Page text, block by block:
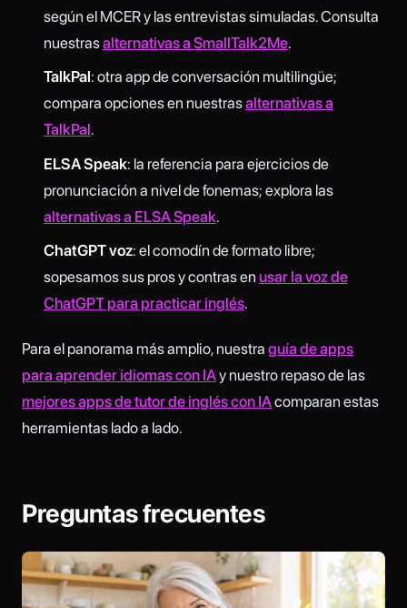
según el MCER y las entrevistas simuladas. Consulta
nuestrasalternativas a SmallTalk2Me.
TalkPal: otra app de conversación multilingüe;
compara opciones en nuestrasalternativas a
TalkPal.
ELSA Speak: la referencia para ejercicios de
pronunciación a nivel de fonemas; explora las
alternativas a ELSA Speak.
ChatGPT voz: el comodín de formato libre;
sopesamos sus pros y contras en usar la voz de
ChatGPT para practicar inglés.
Para el panorama más amplio, nuestra guía de apps
para aprender idiomas con IAy nuestro repaso de las
mejores apps de tutor de inglés con IAcomparan estas
herramientas lado a lado.
Preguntas frecuentes